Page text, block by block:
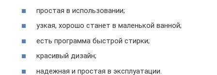
простая в использовании;
узкая, хорошо станет в маленькой ванной;
есть программа быстрой стирки;
красивый дизайн;
надежная и простая в эксплуатации.